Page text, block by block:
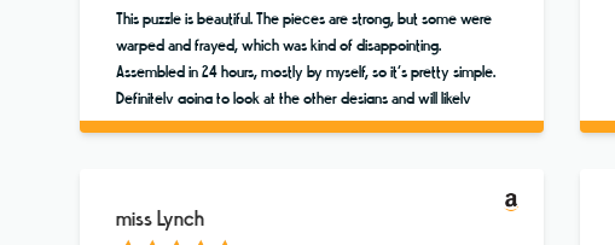
This puzzle is beautiful. The pieces are strong, but some were
warped and frayed, which was kind of disappointing.
Assembled in 24 hours, mostly by myself, so it’s pretty simple.
Definitely going to look at the other designs and will likely
order some.
miss Lynch